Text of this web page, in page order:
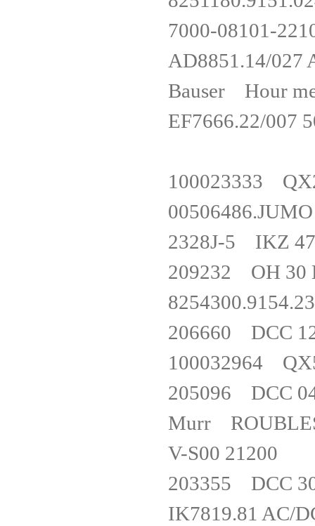
7000-08101-
AD8851.14/
Bauser Hour
EF7666.22/
100023333
2328J-5
209232 OH
206660
100032964
205096
Murr
V-S00
203355 DCC
IK7819.81